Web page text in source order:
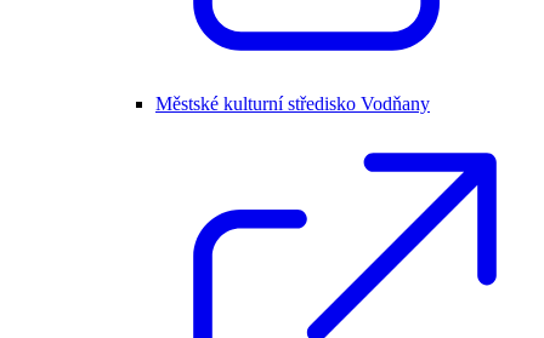
Městské kulturní středisko Vodňany